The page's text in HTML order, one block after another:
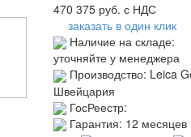
470 375 руб. с НДС
заказать в один клик
Наличие на складе:
уточняйте у менеджера
Производство: Leica
Швейцария
ГосРеестр:
Гарантия: 12 месяцев